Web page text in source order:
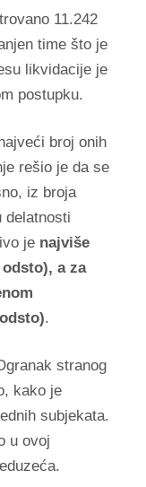
11.242
time što je
likvidacije je
postupku.
broj onih
rešio je da se
iz broja
delatnosti
je najviše
a za
.
stranog
kako je
subjekata.
u ovoj